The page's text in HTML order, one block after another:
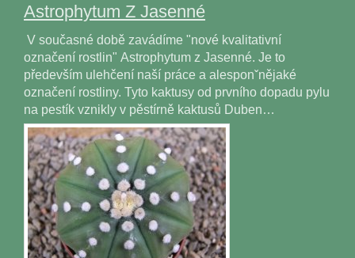
Astrophytum Z Jasenné
V současné době zavádíme "nové kvalitativní
označení rostlin" Astrophytum z Jasenné. Je to
především ulehčení naší práce a alesponˇnějaké
označení rostliny. Tyto kaktusy od prvního dopadu pylu
na pestík vznikly v pěstírně kaktusů Duben…